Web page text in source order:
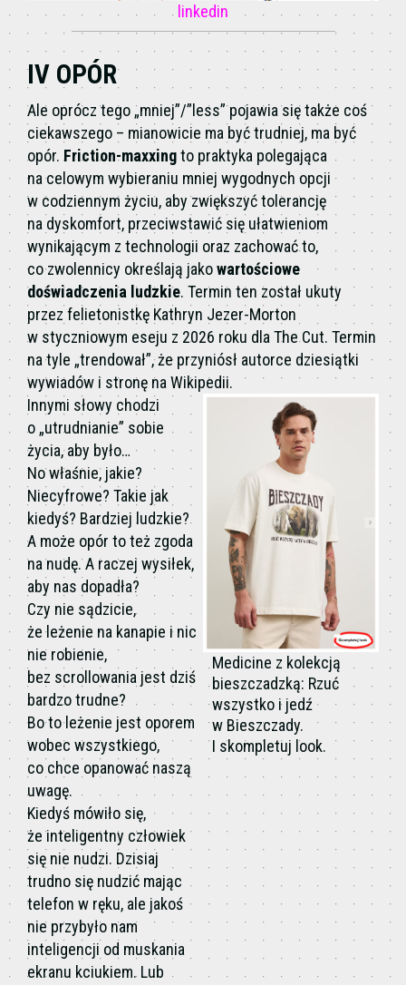
linkedin
IV OPÓR
Ale oprócz tego „mniej”/”less” pojawia się także coś
ciekawszego – mianowicie ma być trudniej, ma być
opór. Friction-maxxingto praktyka polegająca
na celowym wybieraniu mniej wygodnych opcji
w codziennym życiu, aby zwiększyć tolerancję
na dyskomfort, przeciwstawić się ułatwieniom
wynikającym z technologii oraz zachować to,
co zwolennicy określają jakowartościowe
doświadczenia ludzkie. Termin ten został ukuty
przez felietonistkę Kathryn Jezer-Morton
w styczniowym eseju z 2026 roku dla The Cut. Termin
na tyle „trendował”, że przyniósł autorce dziesiątki
wywiadów i stronę na Wikipedii.
Innymi słowy chodzi
o „utrudnianie” sobie
życia, aby było…
No właśnie, jakie?
Niecyfrowe? Takie jak
kiedyś? Bardziej ludzkie?
A może opór to też zgoda
na nudę. A raczej wysiłek,
aby nas dopadła?
Czy nie sądzicie,
że leżenie na kanapie i nic
nie robienie,
bez scrollowania jest dziś
bardzo trudne?
Bo to leżenie jest oporem
wobec wszystkiego,
co chce opanować naszą
uwagę.
Kiedyś mówiło się,
że inteligentny człowiek
się nie nudzi. Dzisiaj
trudno się nudzić mając
telefon w ręku, ale jakoś
nie przybyło nam
inteligencji od muskania
ekranu kciukiem. Lub
Medicine z kolekcją
bieszczadzką: Rzuć
wszystko i jedź
w Bieszczady.
I skompletuj look.